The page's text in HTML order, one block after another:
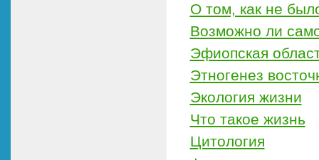
О том, как не
Возможно ли
Эфиопская
Этногенез
Экология жизни
Что такое жизнь
Цитология